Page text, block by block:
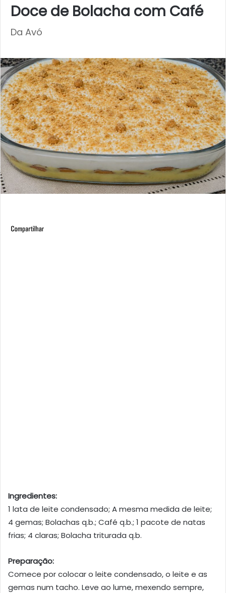
Doce de Bolacha com Café
Da Avó
Ingredientes:
1 lata de leite condensado; A mesma medida de leite;
4 gemas; Bolachas q.b.; Café q.b.; 1 pacote de natas
frias; 4 claras; Bolacha triturada q.b.
Preparação:
Comece por colocar o leite condensado, o leite e as
gemas num tacho. Leve ao lume, mexendo sempre,